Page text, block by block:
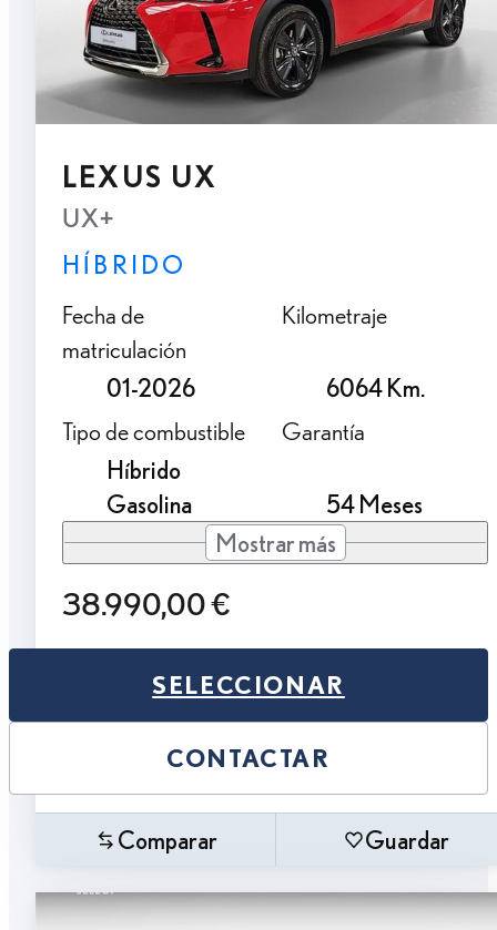
LEXUS UX
UX+
HÍBRIDO
Fecha de
matriculación
01-2026
Kilometraje
6064 Km.
Tipo de combustible
Híbrido
Gasolina
Garantía
54 Meses
Mostrar más
38.990,00 €
SELECCIONAR
CONTACTAR
Comparar Guardar